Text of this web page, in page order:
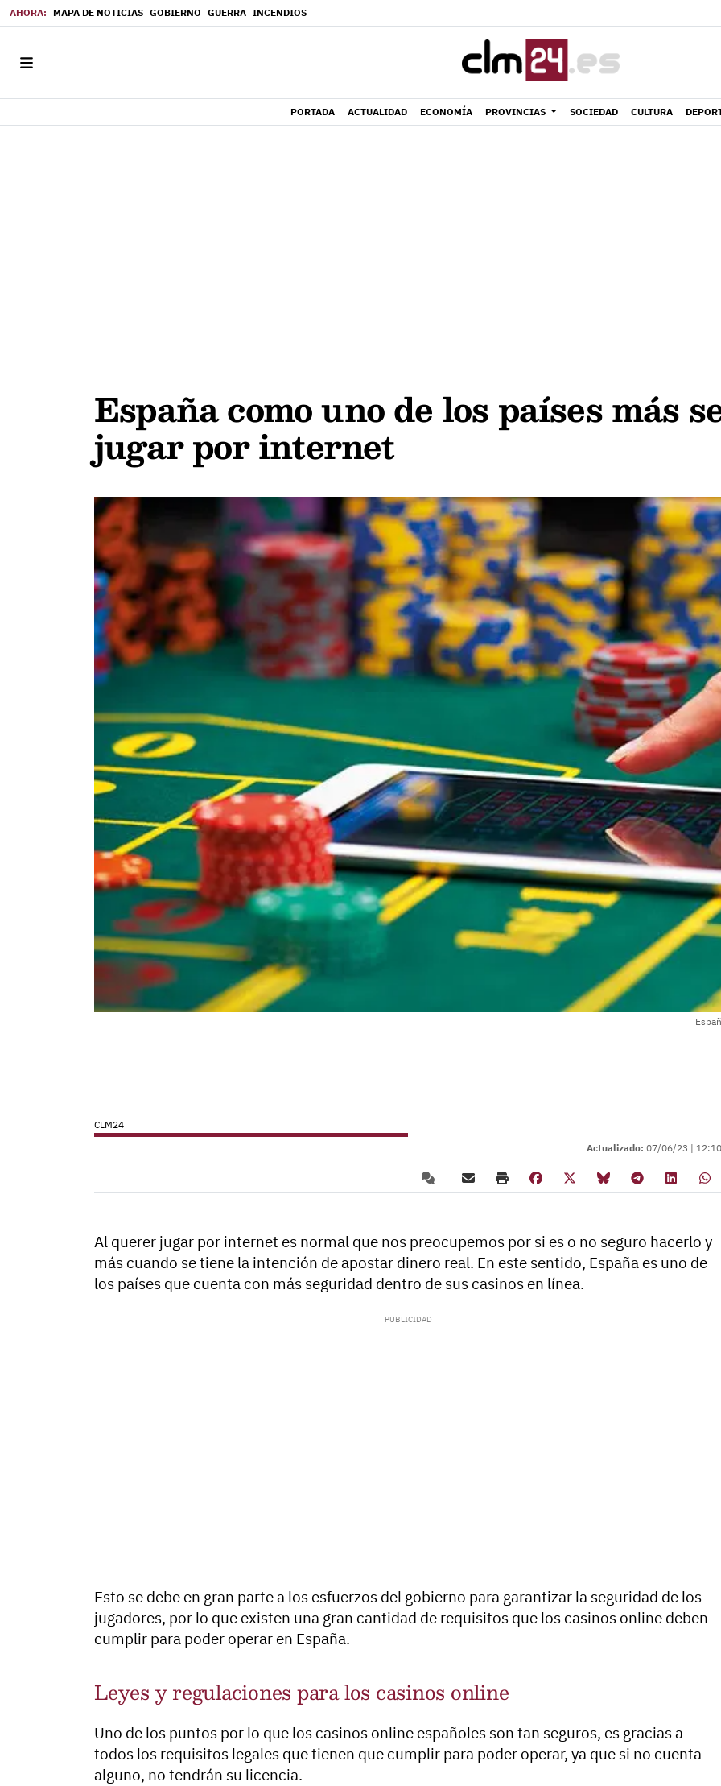
MAPA DE NOTICIAS GOBIERNO GUERRA INCENDIOS
PORTADA ACTUALIDAD ECONOMÍA PROVINCIAS SOCIEDAD CULTURA
España como uno de los países más
jugar por internet
CLM24
Actualizado: 07/06/23 | 12:10
Al querer jugar por internet es normal que nos preocupemos por si es o no seguro hacerlo y
más cuando se tiene la intención de apostar dinero real. En este sentido, España es uno de
los países que cuenta con más seguridad dentro de sus casinos en línea.
Esto se debe en gran parte a los esfuerzos del gobierno para garantizar la seguridad de los
jugadores, por lo que existen una gran cantidad de requisitos que los casinos online deben
cumplir para poder operar en España.
Leyes y regulaciones para los casinos online
Uno de los puntos por lo que los casinos online españoles son tan seguros, es gracias a
todos los requisitos legales que tienen que cumplir para poder operar, ya que si no cuenta
alguno, no tendrán su licencia.